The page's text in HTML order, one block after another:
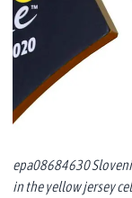
epa08684630
in the yellow jersey